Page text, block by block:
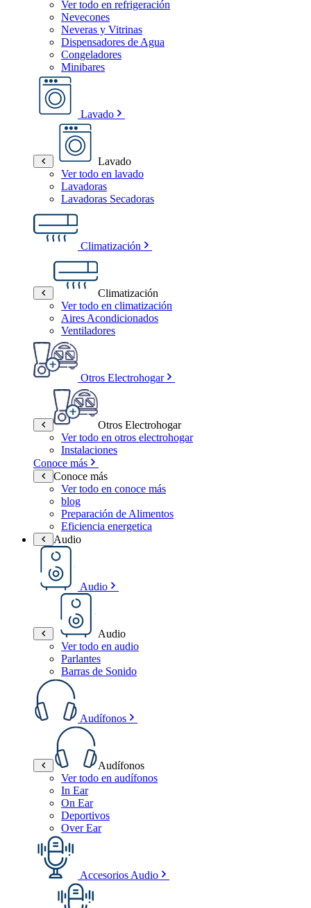
Ver todo en refrigeración
Nevecones
Neveras y Vitrinas
Dispensadores de Agua
Congeladores
Minibares
Lavado
Lavado
Ver todo en lavado
Lavadoras
Lavadoras Secadoras
Climatización
Climatización
Ver todo en climatización
Aires Acondicionados
Ventiladores
Otros Electrohogar
Otros Electrohogar
Ver todo en otros electrohogar
Instalaciones
Conoce más
Conoce más
Ver todo en conoce más
blog
Preparación de Alimentos
Eficiencia energetica
Audio
Audio
Audio
Ver todo en audio
Parlantes
Barras de Sonido
Audífonos
Audífonos
Ver todo en audífonos
In Ear
On Ear
Deportivos
Over Ear
Accesorios Audio